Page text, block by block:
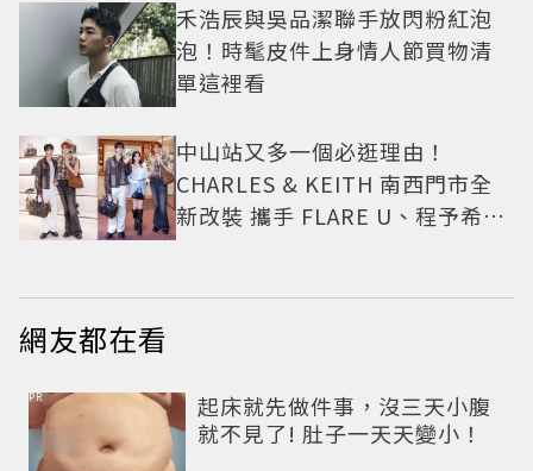
禾浩辰與吳品潔聯手放閃粉紅泡
泡！時髦皮件上身情人節買物清
單這裡看
中山站又多一個必逛理由！
CHARLES & KEITH 南西門市全
新改裝 攜手 FLARE U、程予希演
網友都在看
起床就先做件事，沒三天小腹
就不見了! 肚子一天天變小！
PR